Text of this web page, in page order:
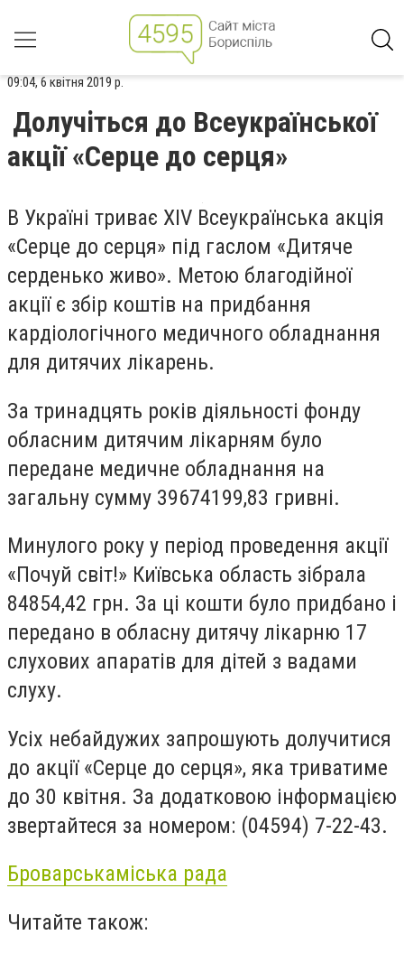
09:04, 6 квітня 2019 р.
Долучіться до Всеукраїнської
акції «Серце до серця»
В Україні триває XIV Всеукраїнська акція
«Серце до серця» під гаслом «Дитяче
серденько живо». Метою благодійної
акції є збір коштів на придбання
кардіологічного медичного обладнання
для дитячих лікарень.
За тринадцять років діяльності фонду
обласним дитячим лікарням було
передане медичне обладнання на
загальну сумму 39674199,83 гривні.
Минулого року у період проведення акції
«Почуй світ!» Київська область зібрала
84854,42 грн. За ці кошти було придбано і
передано в обласну дитячу лікарню 17
слухових апаратів для дітей з вадами
слуху.
Усіх небайдужих запрошують долучитися
до акції «Серце до серця», яка триватиме
до 30 квітня. За додатковою інформацією
звертайтеся за номером: (04594) 7-22-43.
Броварськаміська рада
Читайте також: